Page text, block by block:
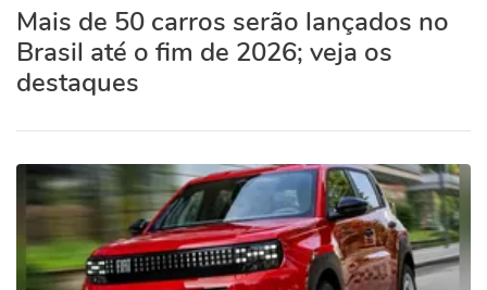
Mais de 50 carros serão lançados no
Brasil até o fim de 2026; veja os
destaques